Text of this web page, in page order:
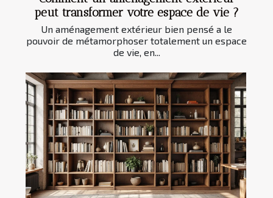
peut transformer votre espace de vie ?
Un aménagement extérieur bien pensé a le
pouvoir de métamorphoser totalement un espace
de vie, en...